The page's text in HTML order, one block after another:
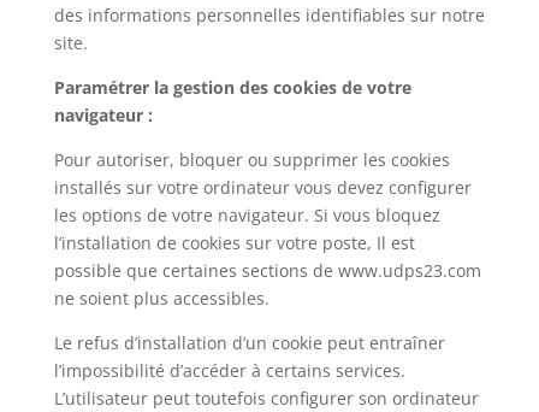
des informations personnelles identifiables sur notre
site.
Paramétrer la gestion des cookies de votre
navigateur :
Pour autoriser, bloquer ou supprimer les cookies
installés sur votre ordinateur vous devez configurer
les options de votre navigateur. Si vous bloquez
l’installation de cookies sur votre poste, Il est
possible que certaines sections de www.udps23.com
ne soient plus accessibles.
Le refus d’installation d’un cookie peut entraîner
l’impossibilité d’accéder à certains services.
L’utilisateur peut toutefois configurer son ordinateur